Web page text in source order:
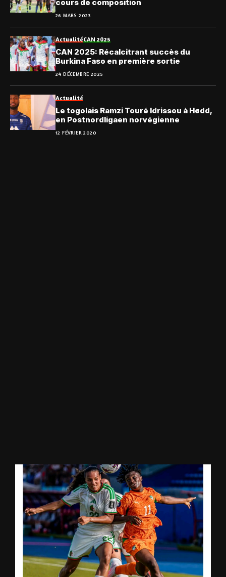
cours de composition
26 MARS 2023
ActualitéCAN 2025
CAN 2025: Récalcitrant succès du
Burkina Faso en première sortie
24 DÉCEMBRE 2025
Actualité
Le togolais Ramzi Touré Idrissou à Hødd,
en Postnordligaen norvégienne
12 FÉVRIER 2020